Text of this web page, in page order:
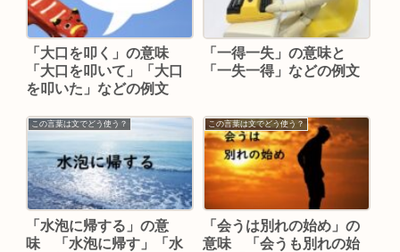
「大口を叩く」の意味
「大口を叩いて」「大口
を叩いた」などの例文
「一得一失」の意味と
「一失一得」などの例文
この言葉は文でどう使う？
「水泡に帰する」の意
味 「水泡に帰す」「水
この言葉は文でどう使う？
「会うは別れの始め」の
意味 「会うも別れの始